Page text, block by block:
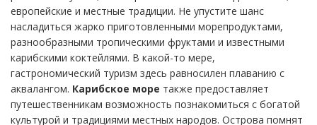
европейские и местные традиции. Не упустите шанс
насладиться жарко приготовленными морепродуктами,
разнообразными тропическими фруктами и известными
карибскими коктейлями. В какой-то мере,
гастрономический туризм здесь равносилен плаванию с
аквалангом. Карибское море также предоставляет
путешественникам возможность познакомиться с богатой
культурой и традициями местных народов. Острова помнят